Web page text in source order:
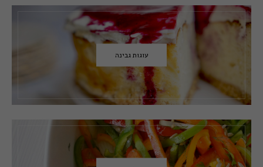
עוגות גבינה